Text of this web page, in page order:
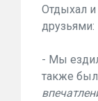
Отдыхал и
друзьями:
- Мы
также